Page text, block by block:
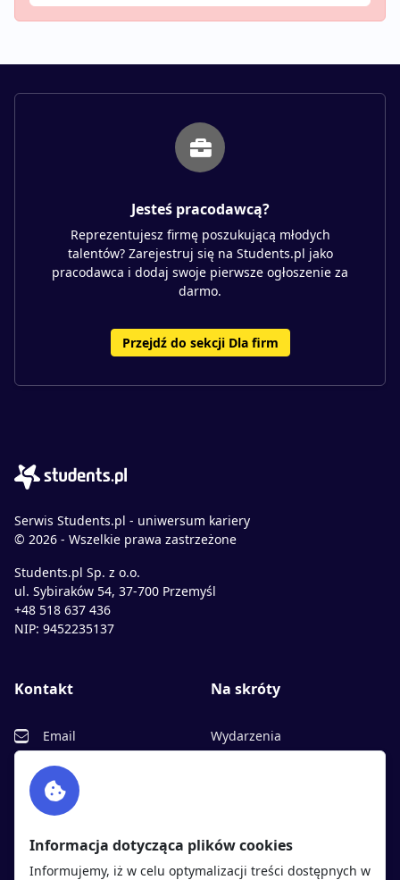
Jesteś pracodawcą?
Reprezentujesz firmę poszukującą młodych
talentów? Zarejestruj się na Students.pl jako
pracodawca i dodaj swoje pierwsze ogłoszenie za
darmo.
Przejdź do sekcji Dla firm
Serwis Students.pl - uniwersum kariery
© 2026 - Wszelkie prawa zastrzeżone
Students.pl Sp. z o.o.
ul. Sybiraków 54, 37-700 Przemyśl
+48 518 637 436
NIP: 9452235137
Kontakt
Email
Facebook
Twitter
Na skróty
Wydarzenia
Polityka cookies
Polityka prywatności
Informacja dotycząca plików cookies
Informujemy, iż w celu optymalizacji treści dostępnych w